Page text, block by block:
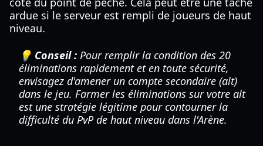
ardue si le serveur est rempli de joueurs de haut
niveau.
💡 Conseil : Pour remplir la condition des 20
éliminations rapidement et en toute sécurité,
envisagez d'amener un compte secondaire (alt)
dans le jeu. Farmer les éliminations sur votre alt
est une stratégie légitime pour contourner la
difficulté du PvP de haut niveau dans l'Arène.